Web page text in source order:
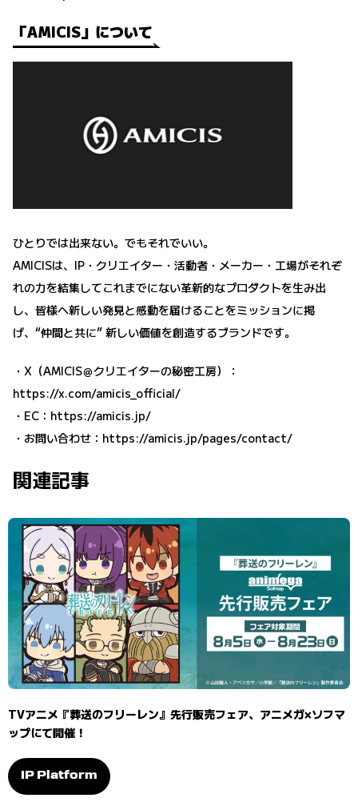
「AMICIS」について
ひとりでは出来ない。でもそれでいい。
AMICISは、IP・クリエイター・活動者・メーカー・工場がそれぞ
れの力を結集してこれまでにない革新的なプロダクトを生み出
し、皆様へ新しい発見と感動を届けることをミッションに掲
げ、“仲間と共に” 新しい価値を創造するブランドです。
・X（AMICIS＠クリエイターの秘密工房）：
https://x.com/amicis_official/
・EC： https://amicis.jp/
・お問い合わせ： https://amicis.jp/pages/contact/
関連記事
TVアニメ『葬送のフリーレン』先行販売フェア、アニメガ×ソフマ
ップにて開催！
IP Platform